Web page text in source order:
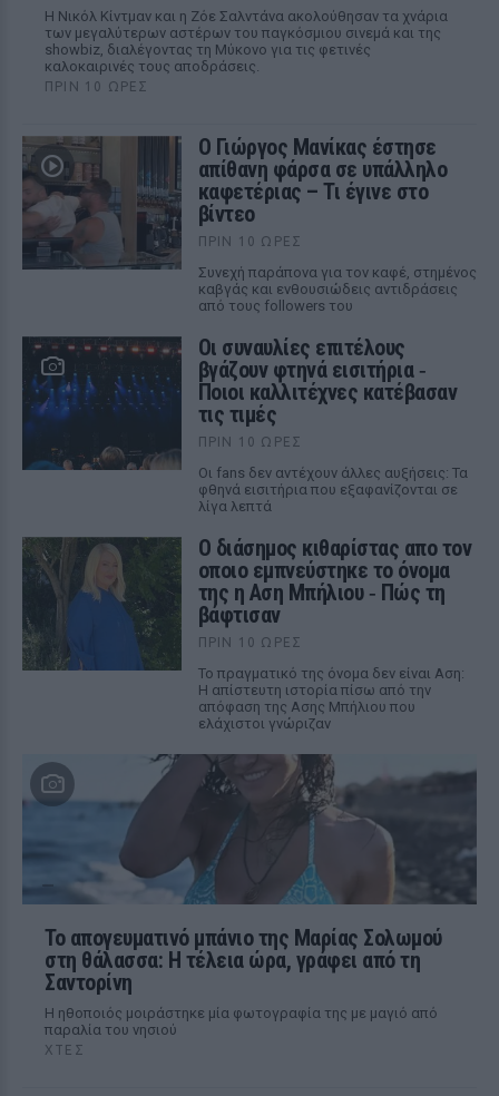
Η Νικόλ Κίντμαν και η Ζόε Σαλντάνα ακολούθησαν τα χνάρια
των μεγαλύτερων αστέρων του παγκόσμιου σινεμά και της
showbiz, διαλέγοντας τη Μύκονο για τις φετινές
καλοκαιρινές τους αποδράσεις.
ΠΡΙΝ 10 ΏΡΕΣ
Ο Γιώργος Μανίκας έστησε
απίθανη φάρσα σε υπάλληλο
καφετέριας – Τι έγινε στο
βίντεο
ΠΡΙΝ 10 ΏΡΕΣ
Συνεχή παράπονα για τον καφέ, στημένος
καβγάς και ενθουσιώδεις αντιδράσεις
από τους followers του
Οι συναυλίες επιτέλους
βγάζουν φτηνά εισιτήρια ‑
Ποιοι καλλιτέχνες κατέβασαν
τις τιμές
ΠΡΙΝ 10 ΏΡΕΣ
Οι fans δεν αντέχουν άλλες αυξήσεις: Τα
φθηνά εισιτήρια που εξαφανίζονται σε
λίγα λεπτά
Ο διάσημος κιθαρίστας απο τον
οποιο εμπνεύστηκε το όνομα
της η Αση Μπήλιου ‑ Πώς τη
βάφτισαν
ΠΡΙΝ 10 ΏΡΕΣ
Το πραγματικό της όνομα δεν είναι Αση:
Η απίστευτη ιστορία πίσω από την
απόφαση της Ασης Μπήλιου που
ελάχιστοι γνώριζαν
Το απογευματινό μπάνιο της Μαρίας Σολωμού
στη θάλασσα: Η τέλεια ώρα, γράφει από τη
Σαντορίνη
Η ηθοποιός μοιράστηκε μία φωτογραφία της με μαγιό από
παραλία του νησιού
ΧΤΕΣ